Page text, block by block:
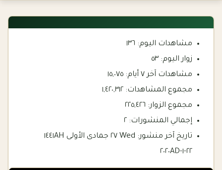
مشاهدات اليوم: ١٣٦
زوار اليوم:٥٣
مشاهدات آخر ٧ أيام:
١٥,٠٧٥
مجموع المشاهدات: ١,٤٢٠,٣١٢
مجموع الزوار: ٢٢٥,٤٢٦
إجمالي المنشورات: ٢
تاريخ آخر منشور:
Wed ٢٧ جمادى الأولى ١٤٤١AH
٢٢-١-٢٠٢٠AD